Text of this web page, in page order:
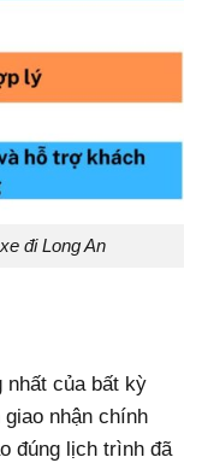
đi Long An
nhất của bất kỳ
nhận chính
đúng lịch trình đã